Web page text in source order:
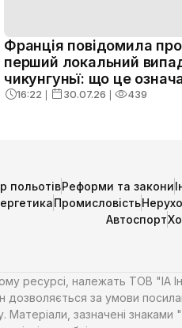
Франція повідомила про
перший локальний
чикунгуньї: що це
16:22 ❘ 30.07.26 ❘ 439
польотівРеформи та закони
Промисловість
Автоспорт
ресурсі, належать ТОВ
дозволяється за умови
зазначені